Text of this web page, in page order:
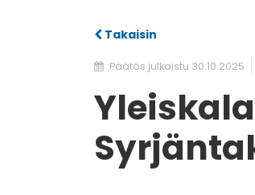
Takaisin
Päätös julkaistu 30.10.2025